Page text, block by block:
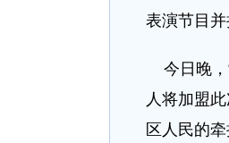
表演节目并
今日晚，
人将加盟
区人民的